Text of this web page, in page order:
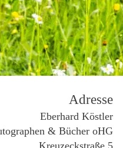
Adresse
Eberhard Köstler
& Bücher oHG